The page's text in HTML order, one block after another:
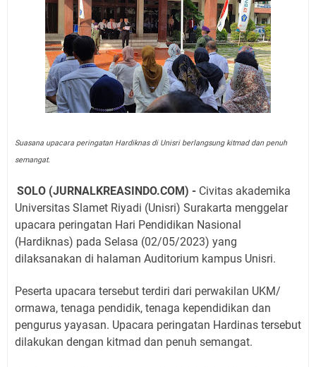
Suasana upacara peringatan Hardiknas di Unisri berlangsung kitmad dan penuh
semangat.
SOLO (JURNALKREASINDO.COM) - Civitas akademika
Universitas Slamet Riyadi (Unisri) Surakarta menggelar
upacara peringatan Hari Pendidikan Nasional
(Hardiknas) pada Selasa (02/05/2023) yang
dilaksanakan di halaman Auditorium kampus Unisri.
Peserta upacara tersebut terdiri dari perwakilan UKM/
ormawa, tenaga pendidik, tenaga kependidikan dan
pengurus yayasan. Upacara peringatan Hardinas tersebut
dilakukan dengan kitmad dan penuh semangat.